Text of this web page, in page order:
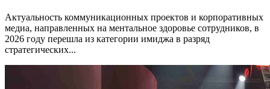
Актуальность коммуникационных проектов и корпоративных
медиа, направленных на ментальное здоровье сотрудников, в
2026 году перешла из категории имиджа в разряд
стратегических...